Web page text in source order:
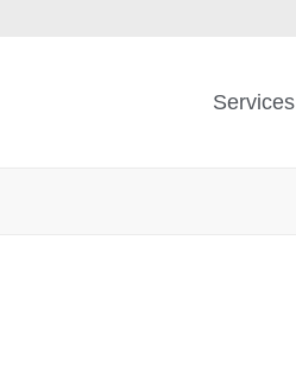
Services